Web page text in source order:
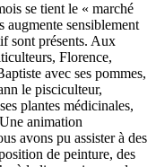
se tient le « marché
augmente sensiblement
sont présents. Aux
Florence,
avec ses pommes,
le pisciculteur,
plantes médicinales,
animation
avons pu assister à des
de peinture, des